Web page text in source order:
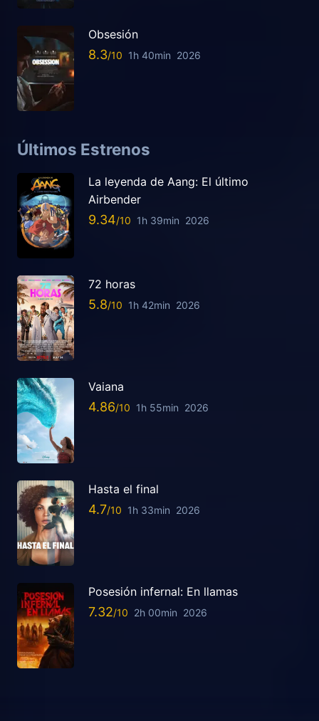
Obsesión
8.3 1h 40min 2026
Últimos Estrenos
La leyenda de Aang: El último
Airbender
9.34 1h 39min 2026
72 horas
5.8 1h 42min 2026
Vaiana
4.86 1h 55min 2026
Hasta el final
4.7 1h 33min 2026
Posesión infernal: En llamas
7.32 2h 00min 2026